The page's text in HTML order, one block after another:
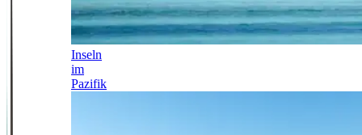
Inseln
im
Pazifik